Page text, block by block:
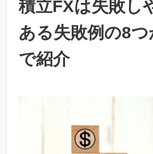
積立FXは失敗し
ある失敗例の8つ
で紹介